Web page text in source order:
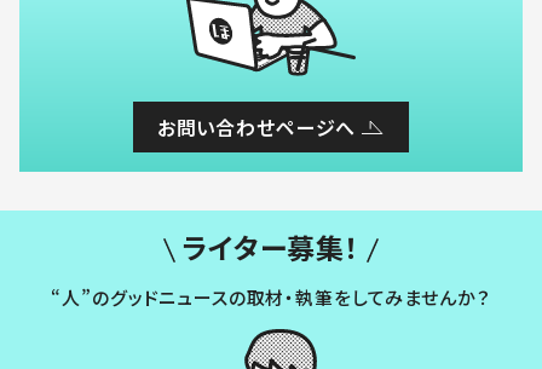
お問い合わせページへ
ライター募集！
“人”のグッドニュースの取材・執筆をしてみませんか？